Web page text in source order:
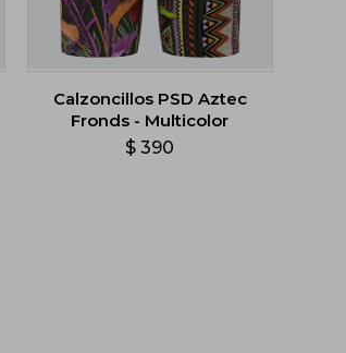
Calzoncillos PSD Aztec
Fronds - Multicolor
$ 390